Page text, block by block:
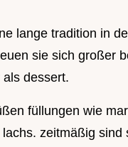
lange tradition in
sie sich großer
dessert.
füllungen wie
zeitmäßig